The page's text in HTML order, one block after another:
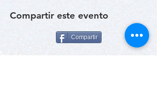
Compartir este evento
Compartir